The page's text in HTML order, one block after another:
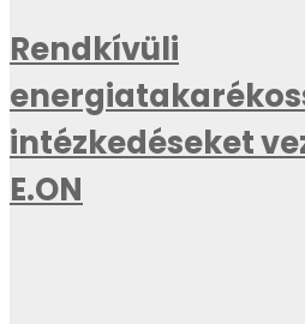
Rendkívüli
intézkedéseket
E.ON